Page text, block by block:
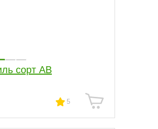
сорт АВ
5